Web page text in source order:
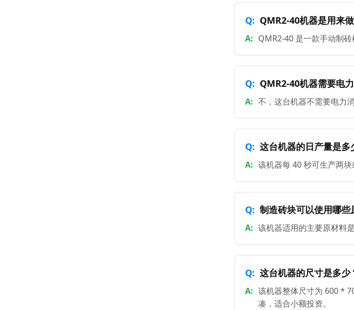
QMR2-40机器是用来
QMR2-40 是一款手动制
QMR2-40机器需要电
不，这台机器不需要电力
这台机器的日产量是多
该机器每 40 秒可生产两
制造砖块可以使用哪些
该机器适用的主要原材料
这台机器的尺寸是多少
该机器整体尺寸为 600 *
凑，适合小额投资。